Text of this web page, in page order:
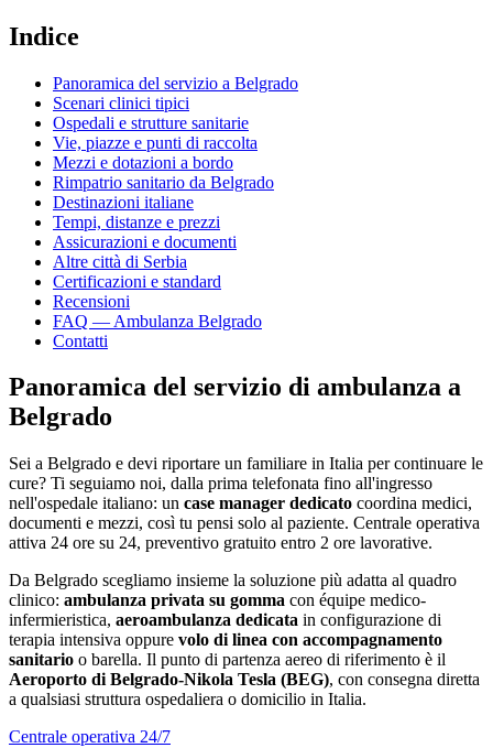
Indice
Panoramica del servizio a Belgrado
Scenari clinici tipici
Ospedali e strutture sanitarie
Vie, piazze e punti di raccolta
Mezzi e dotazioni a bordo
Rimpatrio sanitario da Belgrado
Destinazioni italiane
Tempi, distanze e prezzi
Assicurazioni e documenti
Altre città di Serbia
Certificazioni e standard
Recensioni
FAQ — Ambulanza Belgrado
Contatti
Panoramica del servizio di ambulanza a
Belgrado
Sei a Belgrado e devi riportare un familiare in Italia per continuare le
cure? Ti seguiamo noi, dalla prima telefonata fino all'ingresso
nell'ospedale italiano: un case manager dedicato coordina medici,
documenti e mezzi, così tu pensi solo al paziente. Centrale operativa
attiva 24 ore su 24, preventivo gratuito entro 2 ore lavorative.
Da Belgrado scegliamo insieme la soluzione più adatta al quadro
clinico: ambulanza privata su gomma con équipe medico-
infermieristica, aeroambulanza dedicata in configurazione di
terapia intensiva oppure volo di linea con accompagnamento
sanitario o barella. Il punto di partenza aereo di riferimento è il
Aeroporto di Belgrado-Nikola Tesla (BEG), con consegna diretta
a qualsiasi struttura ospedaliera o domicilio in Italia.
Centrale operativa 24/7